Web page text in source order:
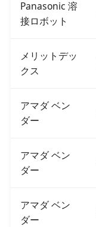
Panasonic 溶
接ロボット
メリットデッ
クス
アマダ ベン
ダー
アマダ ベン
ダー
アマダ ベン
ダー